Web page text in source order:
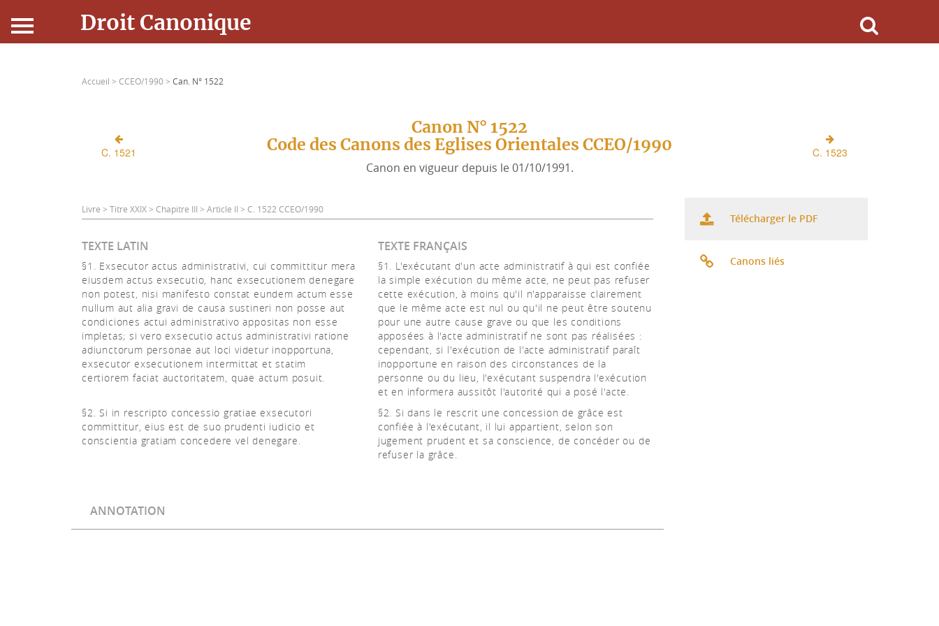
Droit Canonique
Connexion
Accueil > CCEO/1990 > Can. N° 1522
C. 1521
Canon N° 1522
Code des Canons des Eglises Orientales CCEO/1990
Canon en vigueur depuis le 01/10/1991.
C. 1523
Livre > Titre XXIX > Chapitre III > Article II > C. 1522 CCEO/1990
TEXTE LATIN TEXTE FRANÇAIS
§1. Exsecutor actus administrativi, cui committitur mera
eiusdem actus exsecutio, hanc exsecutionem denegare
non potest, nisi manifesto constat eundem actum esse
nullum aut alia gravi de causa sustineri non posse aut
condiciones actui administrativo appositas non esse
impletas; si vero exsecutio actus administrativi ratione
adiunctorum personae aut loci videtur inopportuna,
exsecutor exsecutionem intermittat et statim
certiorem faciat auctoritatem, quae actum posuit.
§1. L'exécutant d'un acte administratif à qui est confiée
la simple exécution du même acte, ne peut pas refuser
cette exécution, à moins qu'il n'apparaisse clairement
que le même acte est nul ou qu'il ne peut être soutenu
pour une autre cause grave ou que les conditions
apposées à l'acte administratif ne sont pas réalisées :
cependant, si l'exécution de l'acte administratif paraît
inopportune en raison des circonstances de la
personne ou du lieu, l'exécutant suspendra l'exécution
et en informera aussitôt l'autorité qui a posé l'acte.
§2. Si in rescripto concessio gratiae exsecutori
committitur, eius est de suo prudenti iudicio et
conscientia gratiam concedere vel denegare.
§2. Si dans le rescrit une concession de grâce est
confiée à l'exécutant, il lui appartient, selon son
jugement prudent et sa conscience, de concéder ou de
refuser la grâce.
ANNOTATION
Télécharger le PDF
Canons liés